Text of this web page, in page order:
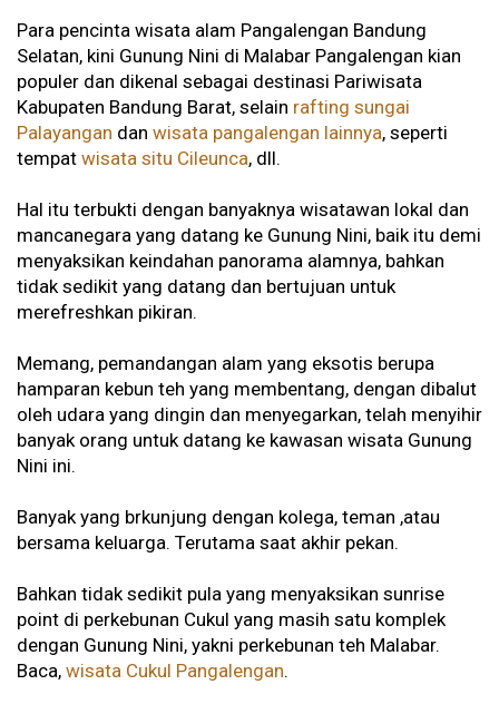
Para pencinta wisata alam Pangalengan Bandung
Selatan, kini Gunung Nini di Malabar Pangalengan kian
populer dan dikenal sebagai destinasi Pariwisata
Kabupaten Bandung Barat, selain rafting sungai
Palayangan dan wisata pangalengan lainnya, seperti
tempat wisata situ Cileunca, dll.
Hal itu terbukti dengan banyaknya wisatawan lokal dan
mancanegara yang datang ke Gunung Nini, baik itu demi
menyaksikan keindahan panorama alamnya, bahkan
tidak sedikit yang datang dan bertujuan untuk
merefreshkan pikiran.
Memang, pemandangan alam yang eksotis berupa
hamparan kebun teh yang membentang, dengan dibalut
oleh udara yang dingin dan menyegarkan, telah menyihir
banyak orang untuk datang ke kawasan wisata Gunung
Nini ini.
Banyak yang brkunjung dengan kolega, teman ,atau
bersama keluarga. Terutama saat akhir pekan.
Bahkan tidak sedikit pula yang menyaksikan sunrise
point di perkebunan Cukul yang masih satu komplek
dengan Gunung Nini, yakni perkebunan teh Malabar.
Baca, wisata Cukul Pangalengan.